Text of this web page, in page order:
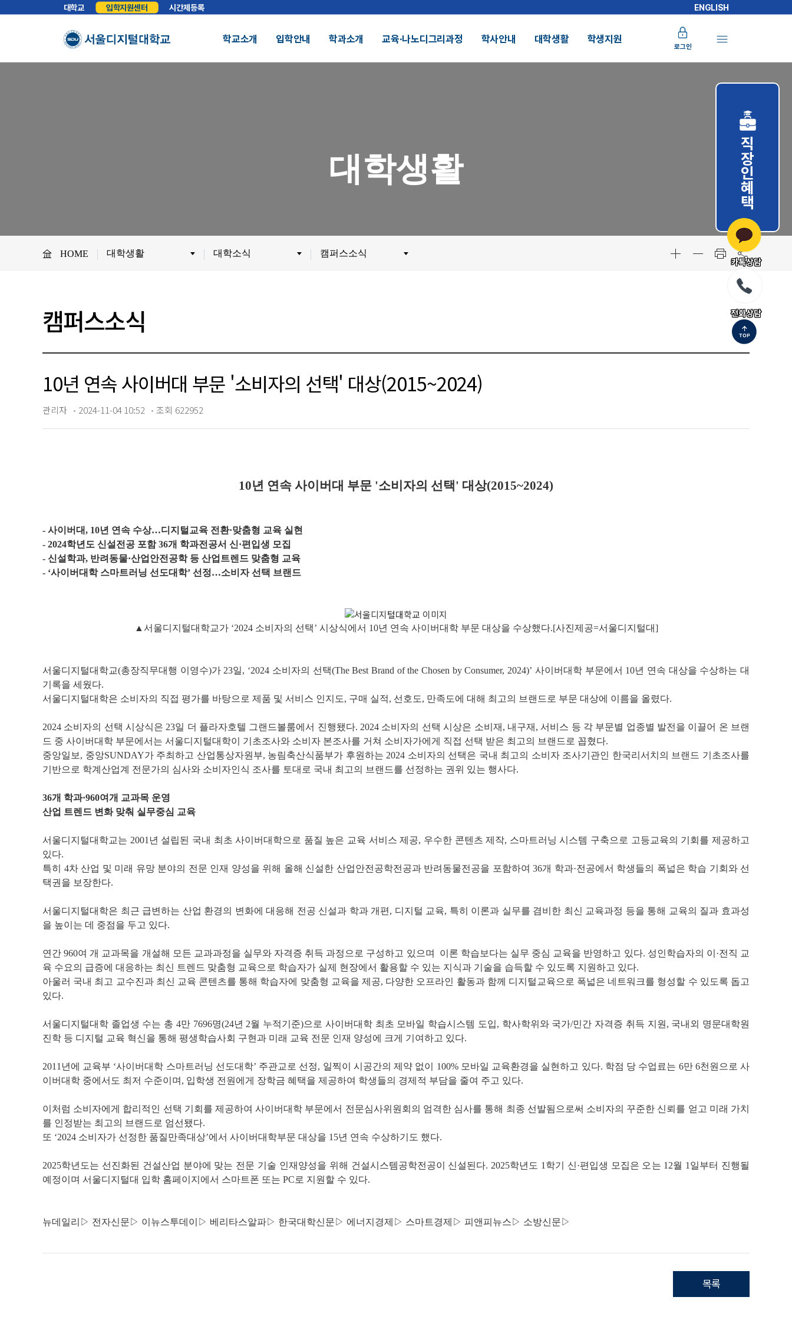
대학교 입학지원센터 시간제등록 ENGLISH
학교소개
정보공개전화번호안내찾아오시는길
비전임교원정시채용
입학안내 학과소개 교육∙나노디그리과정 학사안내 대학생활 학생지원
로그인
직장인혜택
대학생활
HOME 대학생활 대학소식 캠퍼스소식
캠퍼스소식
10년 연속 사이버대 부문 '소비자의 선택' 대상(2015~2024)
관리자 2024-11-04 10:52 조회 622952
10년 연속 사이버대 부문 '소비자의 선택' 대상(2015~2024)
- 사이버대, 10년 연속 수상…디지털교육 전환·맞춤형 교육 실현
- 2024학년도 신설전공 포함 36개 학과전공서 신·편입생 모집
- 신설학과, 반려동물·산업안전공학 등 산업트렌드 맞춤형 교육
- ‘사이버대학 스마트러닝 선도대학’ 선정…소비자 선택 브랜드
▲서울디지털대학교가 ‘2024 소비자의 선택’ 시상식에서 10년 연속 사이버대학 부문 대상을 수상했다.[사진제공=서울디지털대]
서울디지털대학교(총장직무대행 이영수)가 23일, ‘2024 소비자의 선택(The Best Brand of the Chosen by Consumer, 2024)’ 사이버대학 부문에서 10년 연속 대상을 수상하는 대
기록을 세웠다.
서울디지털대학은 소비자의 직접 평가를 바탕으로 제품 및 서비스 인지도, 구매 실적, 선호도, 만족도에 대해 최고의 브랜드로 부문 대상에 이름을 올렸다.
2024 소비자의 선택 시상식은 23일 더 플라자호텔 그랜드볼룸에서 진행됐다. 2024 소비자의 선택 시상은 소비재, 내구재, 서비스 등 각 부문별 업종별 발전을 이끌어 온 브랜
드 중 사이버대학 부문에서는 서울디지털대학이 기초조사와 소비자 본조사를 거쳐 소비자가에게 직접 선택 받은 최고의 브랜드로 꼽혔다.
중앙일보, 중앙SUNDAY가 주최하고 산업통상자원부, 농림축산식품부가 후원하는 2024 소비자의 선택은 국내 최고의 소비자 조사기관인 한국리서치의 브랜드 기초조사를
기반으로 학계산업계 전문가의 심사와 소비자인식 조사를 토대로 국내 최고의 브랜드를 선정하는 권위 있는 행사다.
36개 학과·960여개 교과목 운영
산업 트렌드 변화 맞춰 실무중심 교육
서울디지털대학교는 2001년 설립된 국내 최초 사이버대학으로 품질 높은 교육 서비스 제공, 우수한 콘텐츠 제작, 스마트러닝 시스템 구축으로 고등교육의 기회를 제공하고
있다.
특히 4차 산업 및 미래 유망 분야의 전문 인재 양성을 위해 올해 신설한 산업안전공학전공과 반려동물전공을 포함하여 36개 학과·전공에서 학생들의 폭넓은 학습 기회와 선
택권을 보장한다.
서울디지털대학은 최근 급변하는 산업 환경의 변화에 대응해 전공 신설과 학과 개편, 디지털 교육, 특히 이론과 실무를 겸비한 최신 교육과정 등을 통해 교육의 질과 효과성
을 높이는 데 중점을 두고 있다.
연간 960여 개 교과목을 개설해 모든 교과과정을 실무와 자격증 취득 과정으로 구성하고 있으며 이론 학습보다는 실무 중심 교육을 반영하고 있다. 성인학습자의 이·전직 교
육 수요의 급증에 대응하는 최신 트렌드 맞춤형 교육으로 학습자가 실제 현장에서 활용할 수 있는 지식과 기술을 습득할 수 있도록 지원하고 있다.
아울러 국내 최고 교수진과 최신 교육 콘텐츠를 통해 학습자에 맞춤형 교육을 제공, 다양한 오프라인 활동과 함께 디지털교육으로 폭넓은 네트워크를 형성할 수 있도록 돕고
있다.
서울디지털대학 졸업생 수는 총 4만 7696명(24년 2월 누적기준)으로 사이버대학 최초 모바일 학습시스템 도입, 학사학위와 국가/민간 자격증 취득 지원, 국내외 명문대학원
진학 등 디지털 교육 혁신을 통해 평생학습사회 구현과 미래 교육 전문 인재 양성에 크게 기여하고 있다.
2011년에 교육부 ‘사이버대학 스마트러닝 선도대학’ 주관교로 선정, 일찍이 시공간의 제약 없이 100% 모바일 교육환경을 실현하고 있다. 학점 당 수업료는 6만 6천원으로 사
이버대학 중에서도 최저 수준이며, 입학생 전원에게 장학금 혜택을 제공하여 학생들의 경제적 부담을 줄여 주고 있다.
이처럼 소비자에게 합리적인 선택 기회를 제공하여 사이버대학 부문에서 전문심사위원회의 엄격한 심사를 통해 최종 선발됨으로써 소비자의 꾸준한 신뢰를 얻고 미래 가치
를 인정받는 최고의 브랜드로 엄선됐다.
또 ‘2024 소비자가 선정한 품질만족대상’에서 사이버대학부문 대상을 15년 연속 수상하기도 했다.
2025학년도는 선진화된 건설산업 분야에 맞는 전문 기술 인재양성을 위해 건설시스템공학전공이 신설된다. 2025학년도 1학기 신·편입생 모집은 오는 12월 1일부터 진행될
예정이며 서울디지털대 입학 홈페이지에서 스마트폰 또는 PC로 지원할 수 있다.
뉴데일리 ▷ 전자신문 ▷ 이뉴스투데이 ▷ 베리타스알파▷ 한국대학신문 ▷ 에너지경제 ▷ 스마트경제 ▷ 피앤피뉴스 ▷ 소방신문 ▷
목록
카톡상담
전화상담